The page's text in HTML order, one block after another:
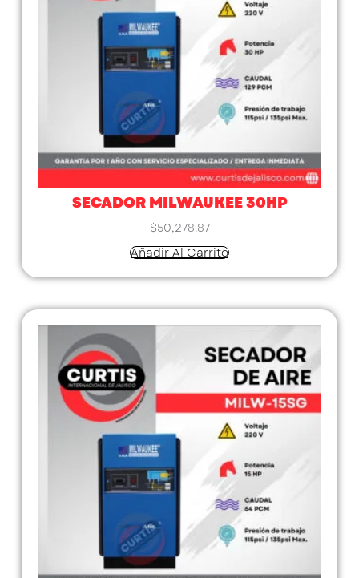
SECADOR MILWAUKEE 30HP
$50,278.87
Añadir Al Carrito